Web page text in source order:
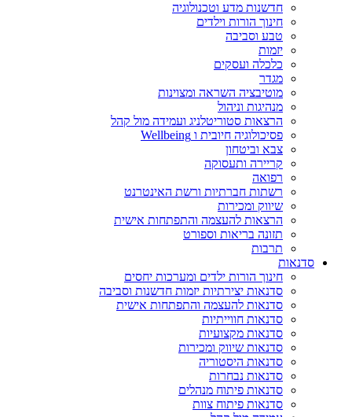
חדשנות מדע וטכנולוגיה
חינוך הורות וילדים
טבע וסביבה
יזמות
כלכלה ועסקים
מגדר
מוטיבציה השראה ומצוינות
מנהיגות וניהול
הרצאות סטוריטלניג ועמידה מול קהל
פסיכולוגיה חיובית ו Wellbeing
צבא וביטחון
קריירה ותעסוקה
רפואה
רשתות חברתיות ורשת האינטרנט
שיווק ומכירות
הרצאות להעצמה והתפתחות אישית
תזונה בריאות וספורט
תרבות
סדנאות
חינוך הורות ילדים ומערכות יחסים
סדנאות יצירתיות יזמות חדשנות וסביבה
סדנאות להעצמה והתפתחות אישית
סדנאות חווייתיות
סדנאות מקצועיות
סדנאות שיווק ומכירות
סדנאות היסטוריה
סדנאות נבחרות
סדנאות פיתוח מנהלים
סדנאות פיתוח צוות